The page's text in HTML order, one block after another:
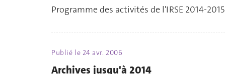
Programme des activités de l'IRSE 2014-2015
Publié le 24 avr. 2006
Archives jusqu'à 2014